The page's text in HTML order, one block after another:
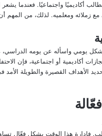
أكاديميًا واجتماعيًا. فعندما
زملائه ومعلميه. لذلك، من المهم
يومي واسأله عن يومه الدراسي،
أكاديمية أو اجتماعية، فإن
الأهداف القصيرة والطويلة الأمد
فإدارة هذا الوقت بشكل فعّال